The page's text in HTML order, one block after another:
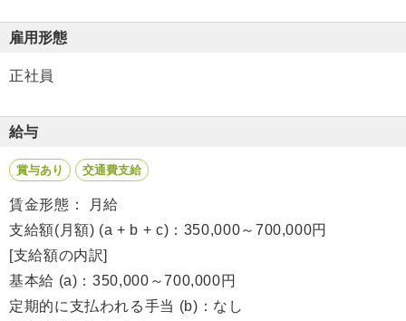
雇用形態
正社員
給与
賞与あり 交通費支給
賃金形態： 月給
支給額(月額) (a + b + c)：350,000～700,000円
[支給額の内訳]
基本給 (a)：350,000～700,000円
定期的に支払われる手当 (b)：なし